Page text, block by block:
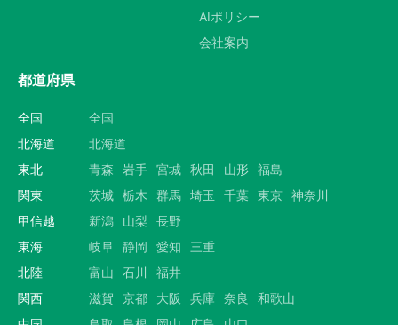
AIポリシー
会社案内
都道府県
全国
全国
北海道
北海道
東北
青森 岩手 宮城 秋田 山形 福島
関東
茨城 栃木 群馬 埼玉 千葉 東京 神奈川
甲信越
新潟 山梨
長野
東海
岐阜 静岡 愛知
三重
北陸
富山 石川
福井
関西
滋賀 京都 大阪 兵庫 奈良
和歌山